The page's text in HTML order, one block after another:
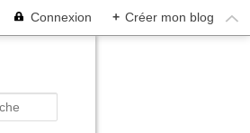
Connexion + Créer mon blog